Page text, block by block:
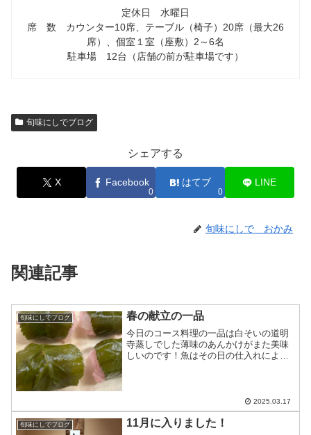
定休日 水曜日
席 数 カウンター10席、テーブル（椅子）20席（最大26
席）、個室１室（座敷）2～6名
駐車場 12台（店舗の前が駐車場です）
旬味にしでブログ
シェアする
X Facebook
0
はてブ
0
LINE
旬味にしで おかみ
関連記事
旬味にしでブログ 春の献立の一品
今日のコース料理の一品は白そいの道明
寺蒸しでした薄味のあんかけがまた美味
しいのです！魚はその日の仕入れにより
2025.03.17
旬味にしでブログ 11月に入りました！